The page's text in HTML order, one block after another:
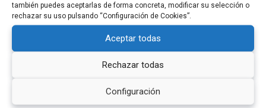
también puedes aceptarlas de forma concreta, modificar su selección o
rechazar su uso pulsando “Configuración de Cookies”.
Aceptar todas
Rechazar todas
Configuración
Primeros pasos
Módulos del Grupo